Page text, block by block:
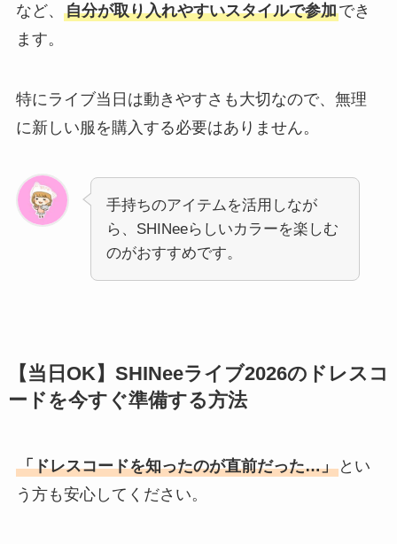
など、 自分が取り入れやすいスタイルで参加でき
ます。
特にライブ当日は動きやすさも大切なので、無理
に新しい服を購入する必要はありません。
手持ちのアイテムを活用しなが
ら、SHINeeらしいカラーを楽しむ
のがおすすめです。
【当日OK】SHINeeライブ2026のドレスコ
ードを今すぐ準備する方法
「ドレスコードを知ったのが直前だった…」とい
う方も安心してください。